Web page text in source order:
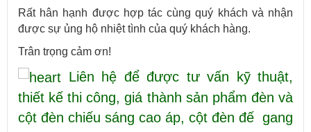
Rất hân hạnh được hợp tác cùng quý khách và nhận
được sự ủng hộ nhiệt tình của quý khách hàng.
Trân trọng cảm ơn!
Liên hệ để được tư vấn kỹ thuật,
thiết kế thi công, giá thành sản phẩm đèn và
cột đèn chiếu sáng cao áp, cột đèn đế gang